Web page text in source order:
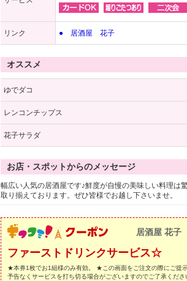
リンク ● 居酒屋 花子
オススメ
ゆでダコ
レンコンチップス
花子サラダ
お店・スポットからのメッセージ
幅広い人気の居酒屋です♪鮮度が自慢の美味しい料理は
取り揃えております。ぜひ皆様でお越し下さいませ。
居酒屋 花子
ファーストドリンクサービス☆
★本券1枚でお1組様のみ有効。 ★この画面をご注文の際にご提
予告なくサービスを打ち切る場合がございますのでご了承くだ